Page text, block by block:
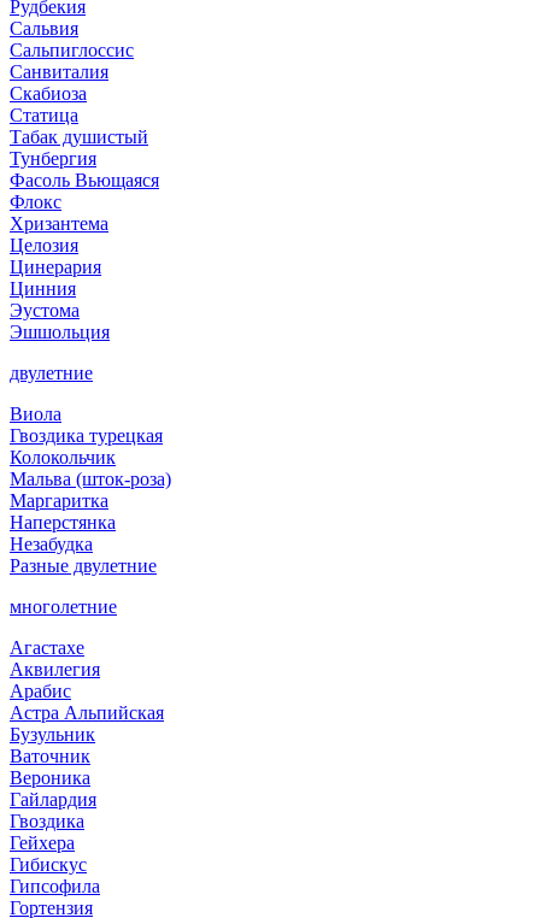
Рудбекия
Сальвия
Сальпиглоссис
Санвиталия
Скабиоза
Статица
Табак душистый
Тунбергия
Фасоль Вьющаяся
Флокс
Хризантема
Целозия
Цинерария
Цинния
Эустома
Эшшольция
двулетние
Виола
Гвоздика турецкая
Колокольчик
Мальва (шток-роза)
Маргаритка
Наперстянка
Незабудка
Разные двулетние
многолетние
Агастахе
Аквилегия
Арабис
Астра Альпийская
Бузульник
Ваточник
Вероника
Гайлардия
Гвоздика
Гейхера
Гибискус
Гипсофила
Гортензия